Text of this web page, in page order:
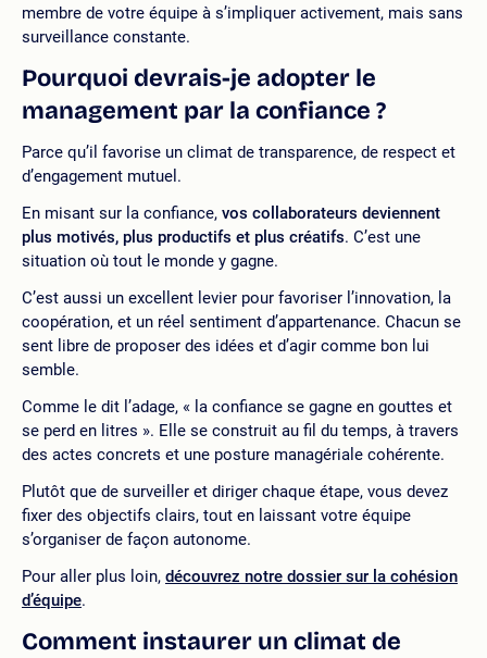
membre de votre équipe à s’impliquer activement, mais sans
surveillance constante.
Pourquoi devrais-je adopter le
management par la confiance ?
Parce qu’il favorise un climat de transparence, de respect et
d’engagement mutuel.
En misant sur la confiance, vos collaborateurs deviennent
plus motivés, plus productifs et plus créatifs. C’est une
situation où tout le monde y gagne.
C’est aussi un excellent levier pour favoriser l’innovation, la
coopération, et un réel sentiment d’appartenance. Chacun se
sent libre de proposer des idées et d’agir comme bon lui
semble.
Comme le dit l’adage, « la confiance se gagne en gouttes et
se perd en litres ». Elle se construit au fil du temps, à travers
des actes concrets et une posture managériale cohérente.
Plutôt que de surveiller et diriger chaque étape, vous devez
fixer des objectifs clairs, tout en laissant votre équipe
s’organiser de façon autonome.
Pour aller plus loin, découvrez notre dossier sur la cohésion
d’équipe.
Comment instaurer un climat de